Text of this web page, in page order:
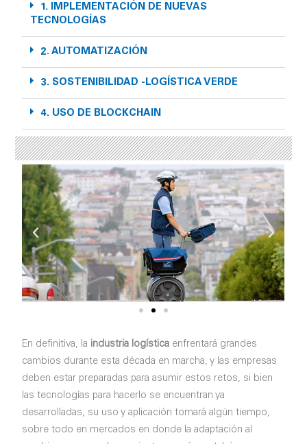
1. IMPLEMENTACIÓN DE NUEVAS
TECNOLOGÍAS
2. AUTOMATIZACIÓN
3. SOSTENIBILIDAD -LOGÍSTICA VERDE
4. USO DE BLOCKCHAIN
En definitiva, la industria logística enfrentará grandes
cambios durante esta década en marcha, y las empresas
deben estar preparadas para asumir estos retos, si bien
las tecnologías para hacerlo se encuentran ya
desarrolladas, su uso y aplicación tomará algún tiempo,
sobre todo en mercados en donde la adaptación al